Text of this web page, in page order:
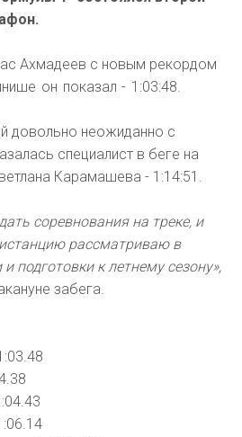
Ахмадеев с новым рекордом
он показал - 1:03:48.
довольно неожиданно с
специалист в беге на
Карамашева - 1:14:51.
соревнования на треке, и
рассматриваю в
подготовки к летнему сезону»,
забега.